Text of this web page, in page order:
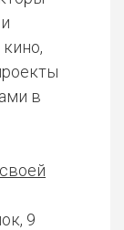
в
своей
9